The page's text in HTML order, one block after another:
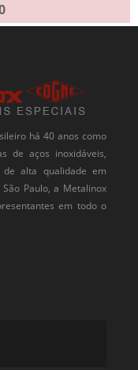
há 40 anos como
de aços inoxidáveis,
de alta qualidade em
Paulo, a Metalinox
em todo o